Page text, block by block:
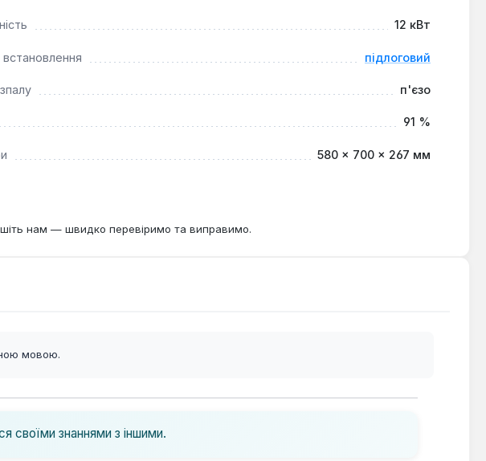
12 кВт
встановлення підлоговий
п'єзо
91 %
580 × 700 × 267 мм
нам — швидко перевіримо та виправимо.
мовою.
своїми знаннями з іншими.